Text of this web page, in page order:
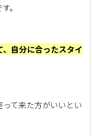
。
自分に合ったスタイ
て来た方がいいとい